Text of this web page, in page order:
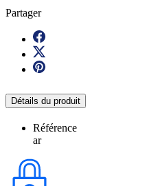
Partager
Détails du produit
Référence
ar